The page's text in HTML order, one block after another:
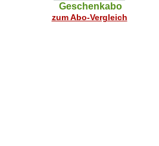
Geschenkabo
zum Abo-Vergleich